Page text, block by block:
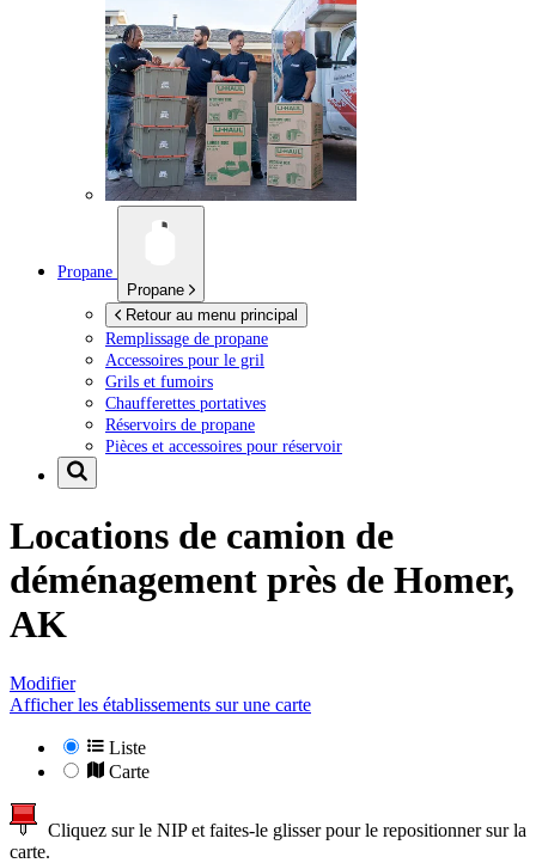
Propane
Propane
Retour au menu principal
Remplissage de propane
Accessoires pour le gril
Grils et fumoirs
Chaufferettes portatives
Réservoirs de propane
Pièces et accessoires pour réservoir
Locations de camion de
déménagement près de Homer,
AK
Modifier
Afficher les établissements sur une carte
Liste
Carte
Cliquez sur le NIP et faites-le glisser pour le repositionner sur la
carte.